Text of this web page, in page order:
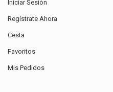
Iniciar Sesión
Regístrate Ahora
Cesta
Favoritos
Mis Pedidos